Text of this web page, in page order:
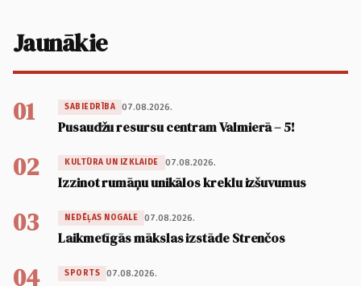
Jaunākie
01 SABIEDRĪBA 07.08.2026.
Pusaudžu resursu centram Valmierā – 5!
02 KULTŪRA UN IZKLAIDE 07.08.2026.
Izzinot rumāņu unikālos kreklu izšuvumus
03 NEDĒĻAS NOGALE 07.08.2026.
Laikmetīgās mākslas izstāde Strenčos
04 SPORTS 07.08.2026.